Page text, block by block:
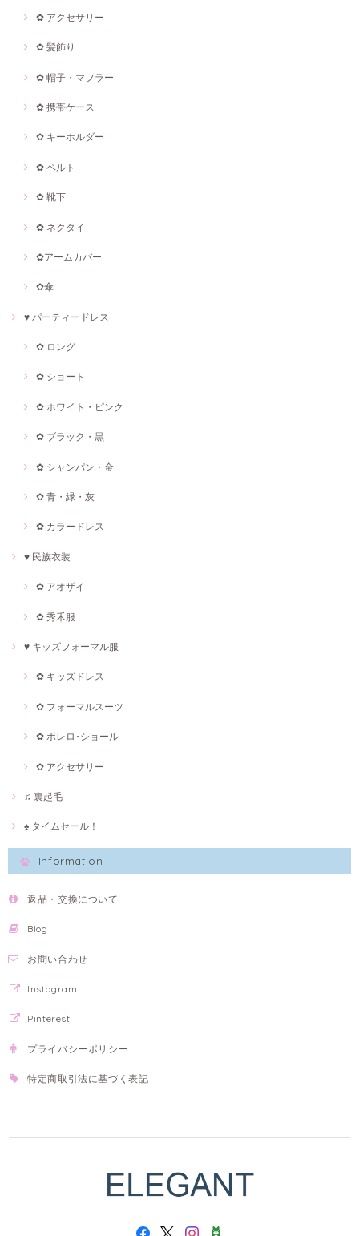
✿ アクセサリー
✿ 髪飾り
✿ 帽子・マフラー
✿ 携帯ケース
✿ キーホルダー
✿ ベルト
✿ 靴下
✿ ネクタイ
✿アームカバー
✿傘
♥ パーティードレス
✿ ロング
✿ ショート
✿ ホワイト・ピンク
✿ ブラック・黒
✿ シャンパン・金
✿ 青・緑・灰
✿ カラードレス
♥ 民族衣装
✿ アオザイ
✿ 秀禾服
♥ キッズフォーマル服
✿ キッズドレス
✿ フォーマルスーツ
✿ ボレロ･ショール
✿ アクセサリー
♫ 裏起毛
♠ タイムセール！
Information
返品・交換について
Blog
お問い合わせ
Instagram
Pinterest
プライバシーポリシー
特定商取引法に基づく表記